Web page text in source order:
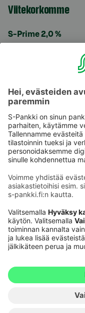
Viitekorkomme
S-Prime 2,0 %
Käyttöehdot
Evästeet
Verkkopalvelujen